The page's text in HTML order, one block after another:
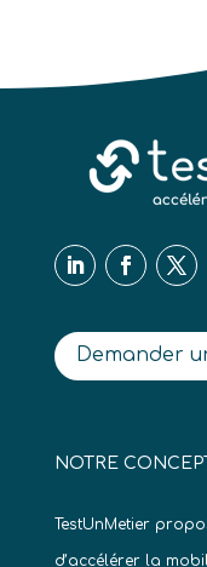
Demander
NOTRE
TestUnMetier
d’accélérer la